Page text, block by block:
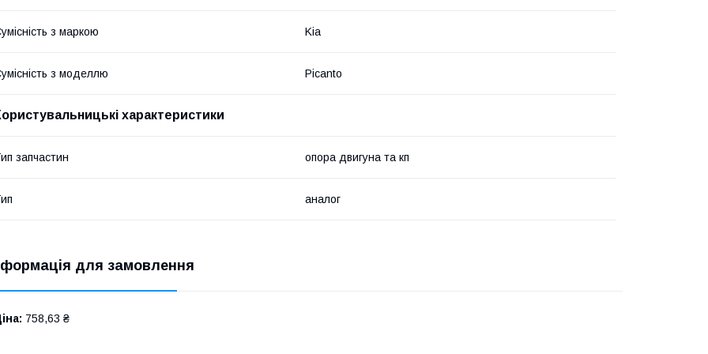
з маркою Kia
з моделлю Picanto
характеристики
запчастин опора двигуна та кп
аналог
для замовлення
758,63 ₴